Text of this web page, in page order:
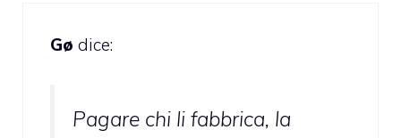
Gø dice:
Pagare chi li fabbrica, la